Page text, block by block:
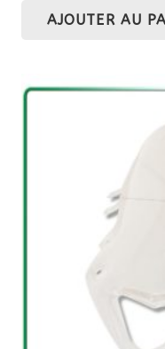
AJOUTER AU